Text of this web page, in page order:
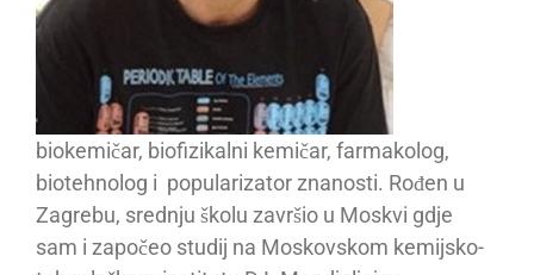
biokemičar, biofizikalni kemičar, farmakolog,
biotehnolog i popularizator znanosti. Rođen u
Zagrebu, srednju školu završio u Moskvi gdje
sam i započeo studij na Moskovskom kemijsko-